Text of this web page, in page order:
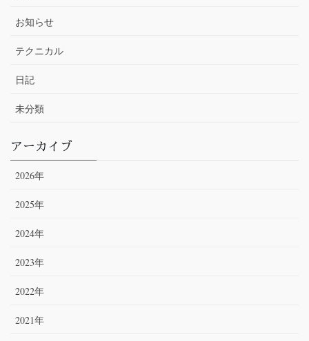
お知らせ
テクニカル
日記
未分類
アーカイブ
2026年
2025年
2024年
2023年
2022年
2021年